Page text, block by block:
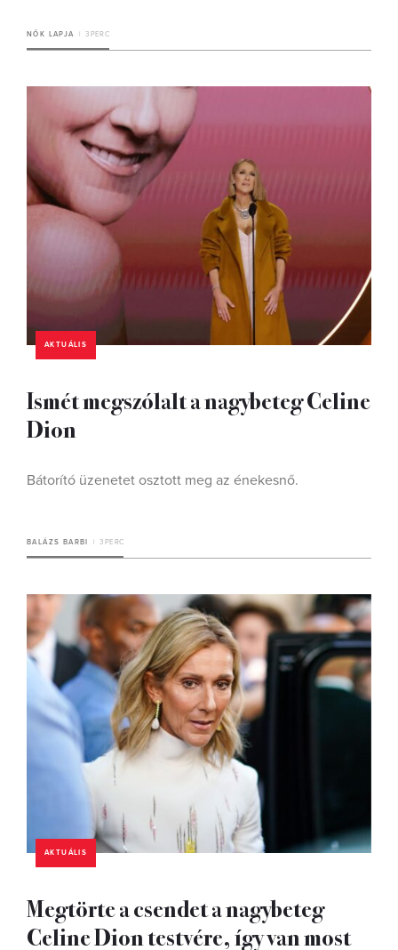
NŐK LAPJA 3 PERC
AKTUÁLIS
Ismét megszólalt a nagybeteg Celine
Dion
Bátorító üzenetet osztott meg az énekesnő.
BALÁZS BARBI 3 PERC
AKTUÁLIS
Megtörte a csendet a nagybeteg
Celine Dion testvére, így van most